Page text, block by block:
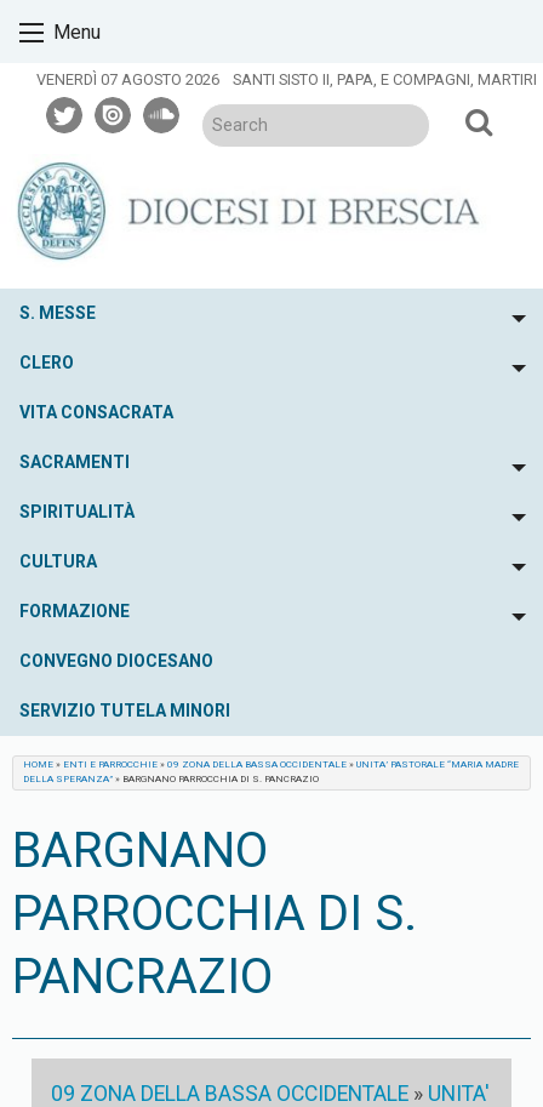
content
Menu
VENERDÌ 07 AGOSTO 2026 SANTI SISTO II, PAPA, E COMPAGNI, MARTIRI
twitterissuusoundcloud
S. MESSE
CLERO
VITA CONSACRATA
SACRAMENTI
SPIRITUALITÀ
CULTURA
FORMAZIONE
CONVEGNO DIOCESANO
SERVIZIO TUTELA MINORI
HOME » ENTI E PARROCCHIE » 09 ZONA DELLA BASSA OCCIDENTALE » UNITA’ PASTORALE “MARIA MADRE
DELLA SPERANZA” » BARGNANO PARROCCHIA DI S. PANCRAZIO
BARGNANO
PARROCCHIA DI S.
PANCRAZIO
09 ZONA DELLA BASSA OCCIDENTALE » UNITA'